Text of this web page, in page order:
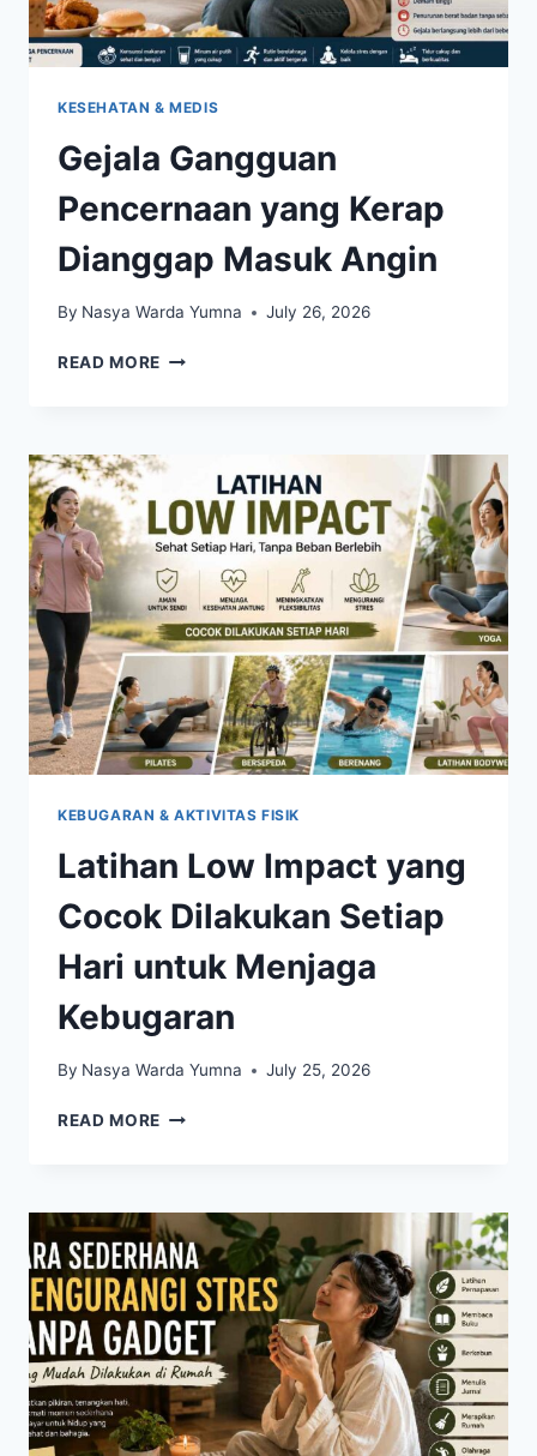
KESEHATAN & MEDIS
Gejala Gangguan
Pencernaan yang Kerap
Dianggap Masuk Angin
By Nasya Warda Yumna July 26, 2026
READ MORE GEJALA
DIANGGAP
MASUK
ANGIN
KEBUGARAN & AKTIVITAS FISIK
Latihan Low Impact yang
Cocok Dilakukan Setiap
Hari untuk Menjaga
Kebugaran
By Nasya Warda Yumna July 25, 2026
READ MORE LATIHAN
COCOK
DILAKUKAN
SETIAP
HARI
UNTUK
MENJAGA
KEBUGARAN